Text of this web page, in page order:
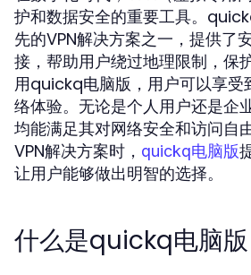
护和数据安全的重要工具。
先的VPN解决方案之一，提供了
接，帮助用户绕过地理限制，保
用quickq电脑版，用户可以享受
络体验。无论是个人用户还是企
均能满足其对网络安全和访问自
VPN解决方案时， quickq电脑版
让用户能够做出明智的选择。
什么是quickq电脑版